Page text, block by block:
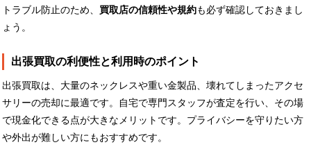
トラブル防止のため、 買取店の信頼性や規約も必ず確認しておきまし
ょう。
出張買取の利便性と利用時のポイント
出張買取は、大量のネックレスや重い金製品、壊れてしまったアクセ
サリーの売却に最適です。自宅で専門スタッフが査定を行い、その場
で現金化できる点が大きなメリットです。プライバシーを守りたい方
や外出が難しい方にもおすすめです。